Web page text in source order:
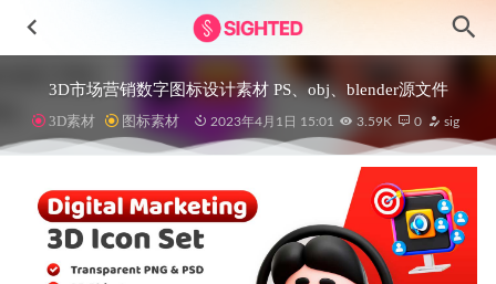
3D市场营销数字图标设计素材 PS、obj、blender源文件
3D素材 图标素材 2023年4月1日 15:01 3.59K 0 sig